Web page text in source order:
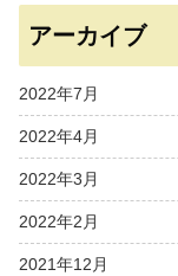
アーカイブ
2022年7月
2022年4月
2022年3月
2022年2月
2021年12月